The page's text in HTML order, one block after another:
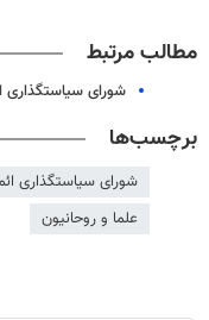
مطالب مرتبط
شورای سیاستگذاری
برچسب‌ها
شورای سیاستگذاری
علما و روحانیون